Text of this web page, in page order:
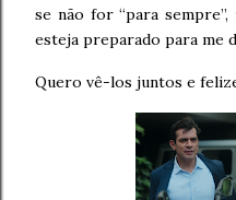
se não for “para
esteja preparado para me
Quero vê-los juntos e